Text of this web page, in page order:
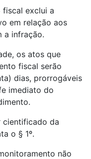
exclui a
em relação aos
a infração.
os atos que
fiscal serão
dias, prorrogáveis
imediato do
cientificado da
o § 1º.
não